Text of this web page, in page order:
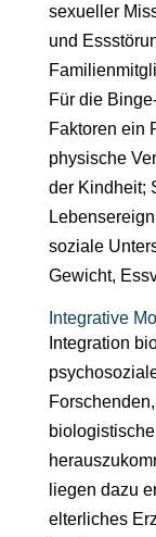
sexueller
und
Für die
Faktoren ein
physische
der Kindheit;
soziale
Gewicht,
Integrative
Integration
liegen dazu
elterliches